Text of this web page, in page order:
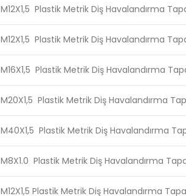
M12X1,5 Plastik Metrik Diş Havalandırma
M12X1,5 Plastik Metrik Diş Havalandırma
M16X1,5 Plastik Metrik Diş Havalandırma
M20X1,5 Plastik Metrik Diş Havalandırma
M40X1,5 Plastik Metrik Diş Havalandırma
M8X1.0 Plastik Metrik Diş Havalandırma
M12X1,5 Plastik Metrik Diş Havalandırma